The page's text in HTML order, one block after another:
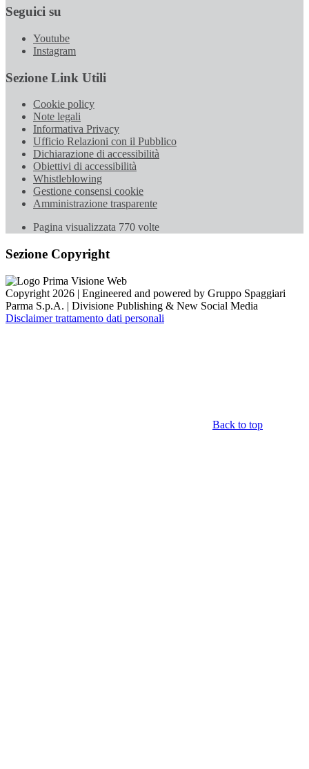
Seguici su
Youtube
Instagram
Sezione Link Utili
Cookie policy
Note legali
Informativa Privacy
Ufficio Relazioni con il Pubblico
Dichiarazione di accessibilità
Obiettivi di accessibilità
Whistleblowing
Gestione consensi cookie
Amministrazione trasparente
Pagina visualizzata 770 volte
Sezione Copyright
Copyright 2026 | Engineered and powered by Gruppo Spaggiari
Parma S.p.A. | Divisione Publishing & New Social Media
Disclaimer trattamento dati personali
Back to top